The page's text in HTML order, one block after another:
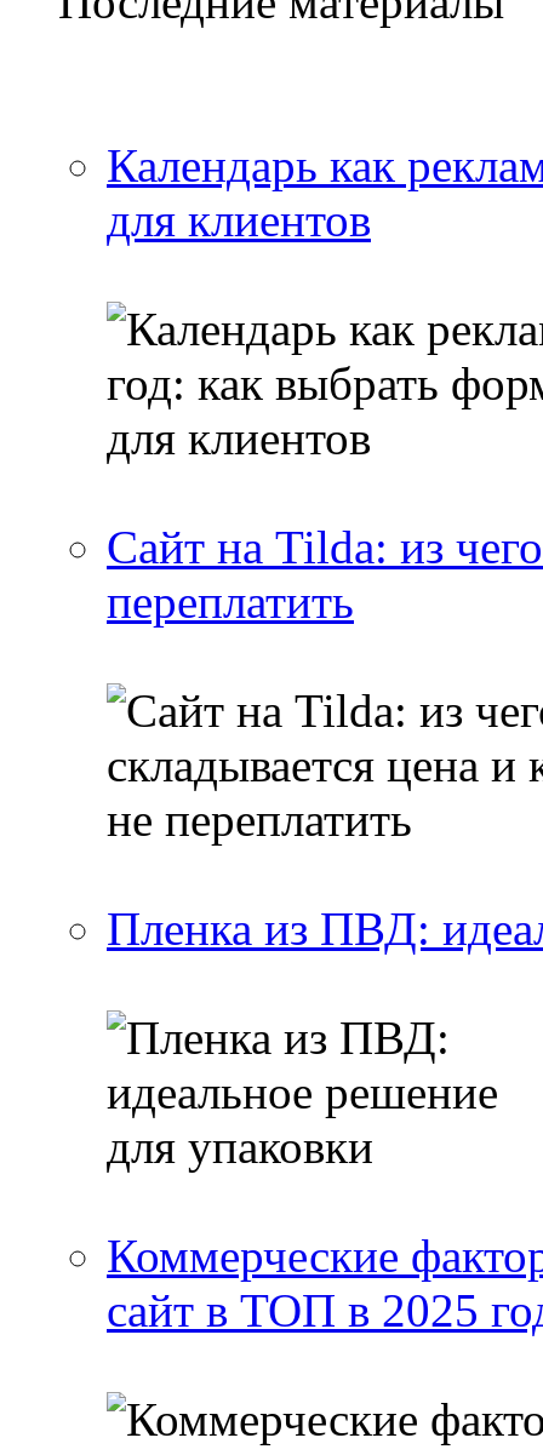
Календарь как
для клиентов
Сайт на Tilda: из
переплатить
Пленка из ПВД:
Коммерческие
сайт в ТОП в 2025